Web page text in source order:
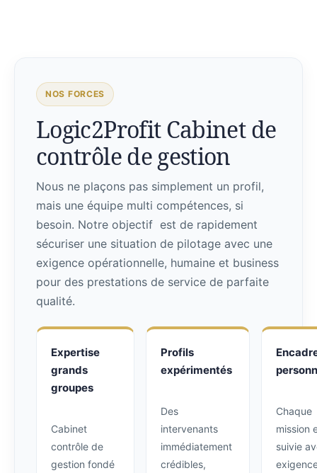
NOS FORCES
Logic2Profit Cabinet de
contrôle de gestion
Nous ne plaçons pas simplement un profil,
mais une équipe multi compétences, si
besoin. Notre objectif est de rapidement
sécuriser une situation de pilotage avec une
exigence opérationnelle, humaine et business
pour des prestations de service de parfaite
qualité.
Expertise
grands
groupes
Cabinet
contrôle de
gestion fondé
Profils
expérimentés
Des
intervenants
immédiatement
crédibles,
Chaque
mission
suivie